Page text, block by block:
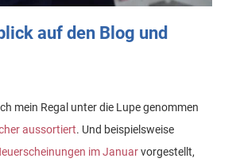
auf den Blog und
mein Regal unter die Lupe genommen
aussortiert. Und beispielsweise
im Januarvorgestellt,